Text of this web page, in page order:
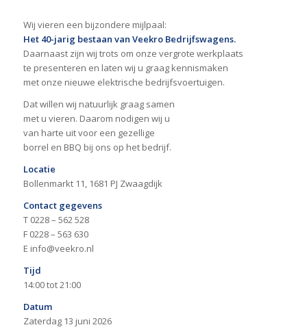
Wij vieren een bijzondere mijlpaal:
Het 40-jarig bestaan van Veekro Bedrijfswagens.
Daarnaast zijn wij trots om onze vergrote werkplaats
te presenteren en laten wij u graag kennismaken
met onze nieuwe elektrische bedrijfsvoertuigen.
Dat willen wij natuurlijk graag samen
met u vieren. Daarom nodigen wij u
van harte uit voor een gezellige
borrel en BBQ bij ons op het bedrijf.
Locatie
Bollenmarkt 11, 1681 PJ Zwaagdijk
Contact gegevens
T 0228 – 562 528
F 0228 – 563 630
E info@veekro.nl
Tijd
14:00 tot 21:00
Datum
Zaterdag 13 juni 2026